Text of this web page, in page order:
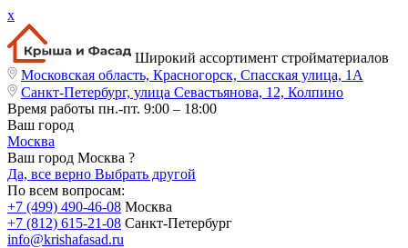
x
Широкий ассортимент стройматериалов
Московская область, Красногорск, Спасская улица, 1А
Санкт-Петербург, улица Севастьянова, 12, Колпино
Время работы пн.-пт. 9:00 – 18:00
Ваш город
Москва
Ваш город Москва ?
Да, все верно Выбрать другой
По всем вопросам:
+7 (499) 490-46-08 Москва
+7 (812) 615-21-08 Санкт-Петербург
info@krishafasad.ru